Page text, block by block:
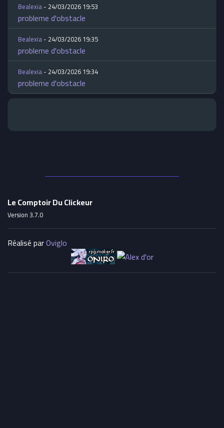
Bealexia- 24/03/2026 19:53
probleme d'obstacle
Bealexia- 24/03/2026 19:35
probleme d'obstacle
Bealexia- 24/03/2026 19:34
probleme d'obstacle
Le Comptoir Du Clickeur
Version 3.7.0
Réalisé parOviglo